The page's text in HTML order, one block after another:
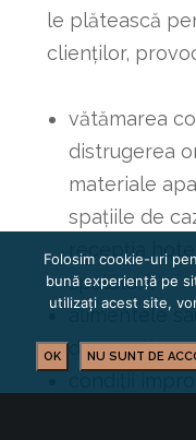
le plătească
clienţilor,
vătămarea
distrugerea
materiale
spaţiile de
recepţia
spălătorii
alimentele
de aceştia
Folosim cookie-uri
bună experiență pe
utilizați acest site,
OK NU SUNT DE